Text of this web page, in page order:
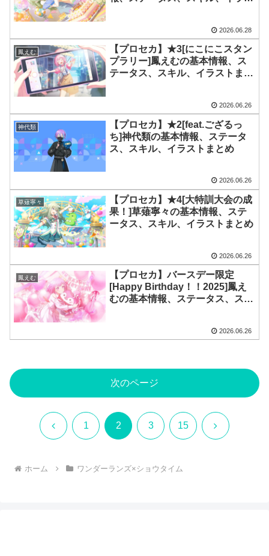
2026.06.28
鳳えむ
【プロセカ】★3[にこにこスタン
プラリー]鳳えむの基本情報、ス
テータス、スキル、イラストまと
2026.06.26
神代類
【プロセカ】★2[feat.ござるっ
ち]神代類の基本情報、ステータ
ス、スキル、イラストまとめ
2026.06.26
草薙寧々
【プロセカ】★4[大特訓大会の成
果！]草薙寧々の基本情報、ステ
ータス、スキル、イラストまとめ
2026.06.26
鳳えむ
【プロセカ】バースデー限定
[Happy Birthday！！2025]鳳え
むの基本情報、ステータス、スキ
2026.06.26
次のページ
前 1 2 3 15 次
ホーム ワンダーランズ×ショウタイム